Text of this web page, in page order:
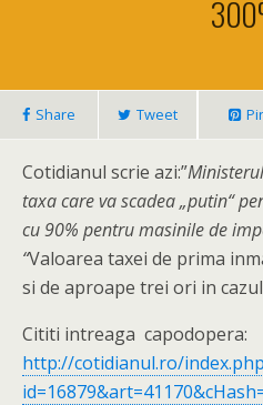
Share Tweet
Cotidianul scrie azi:”
taxa care va scadea „putin“
cu 90% pentru masinile de
“Valoarea taxei de prima
si de aproape trei ori in
Cititi intreaga capodopera:
http://cotidianul.ro/